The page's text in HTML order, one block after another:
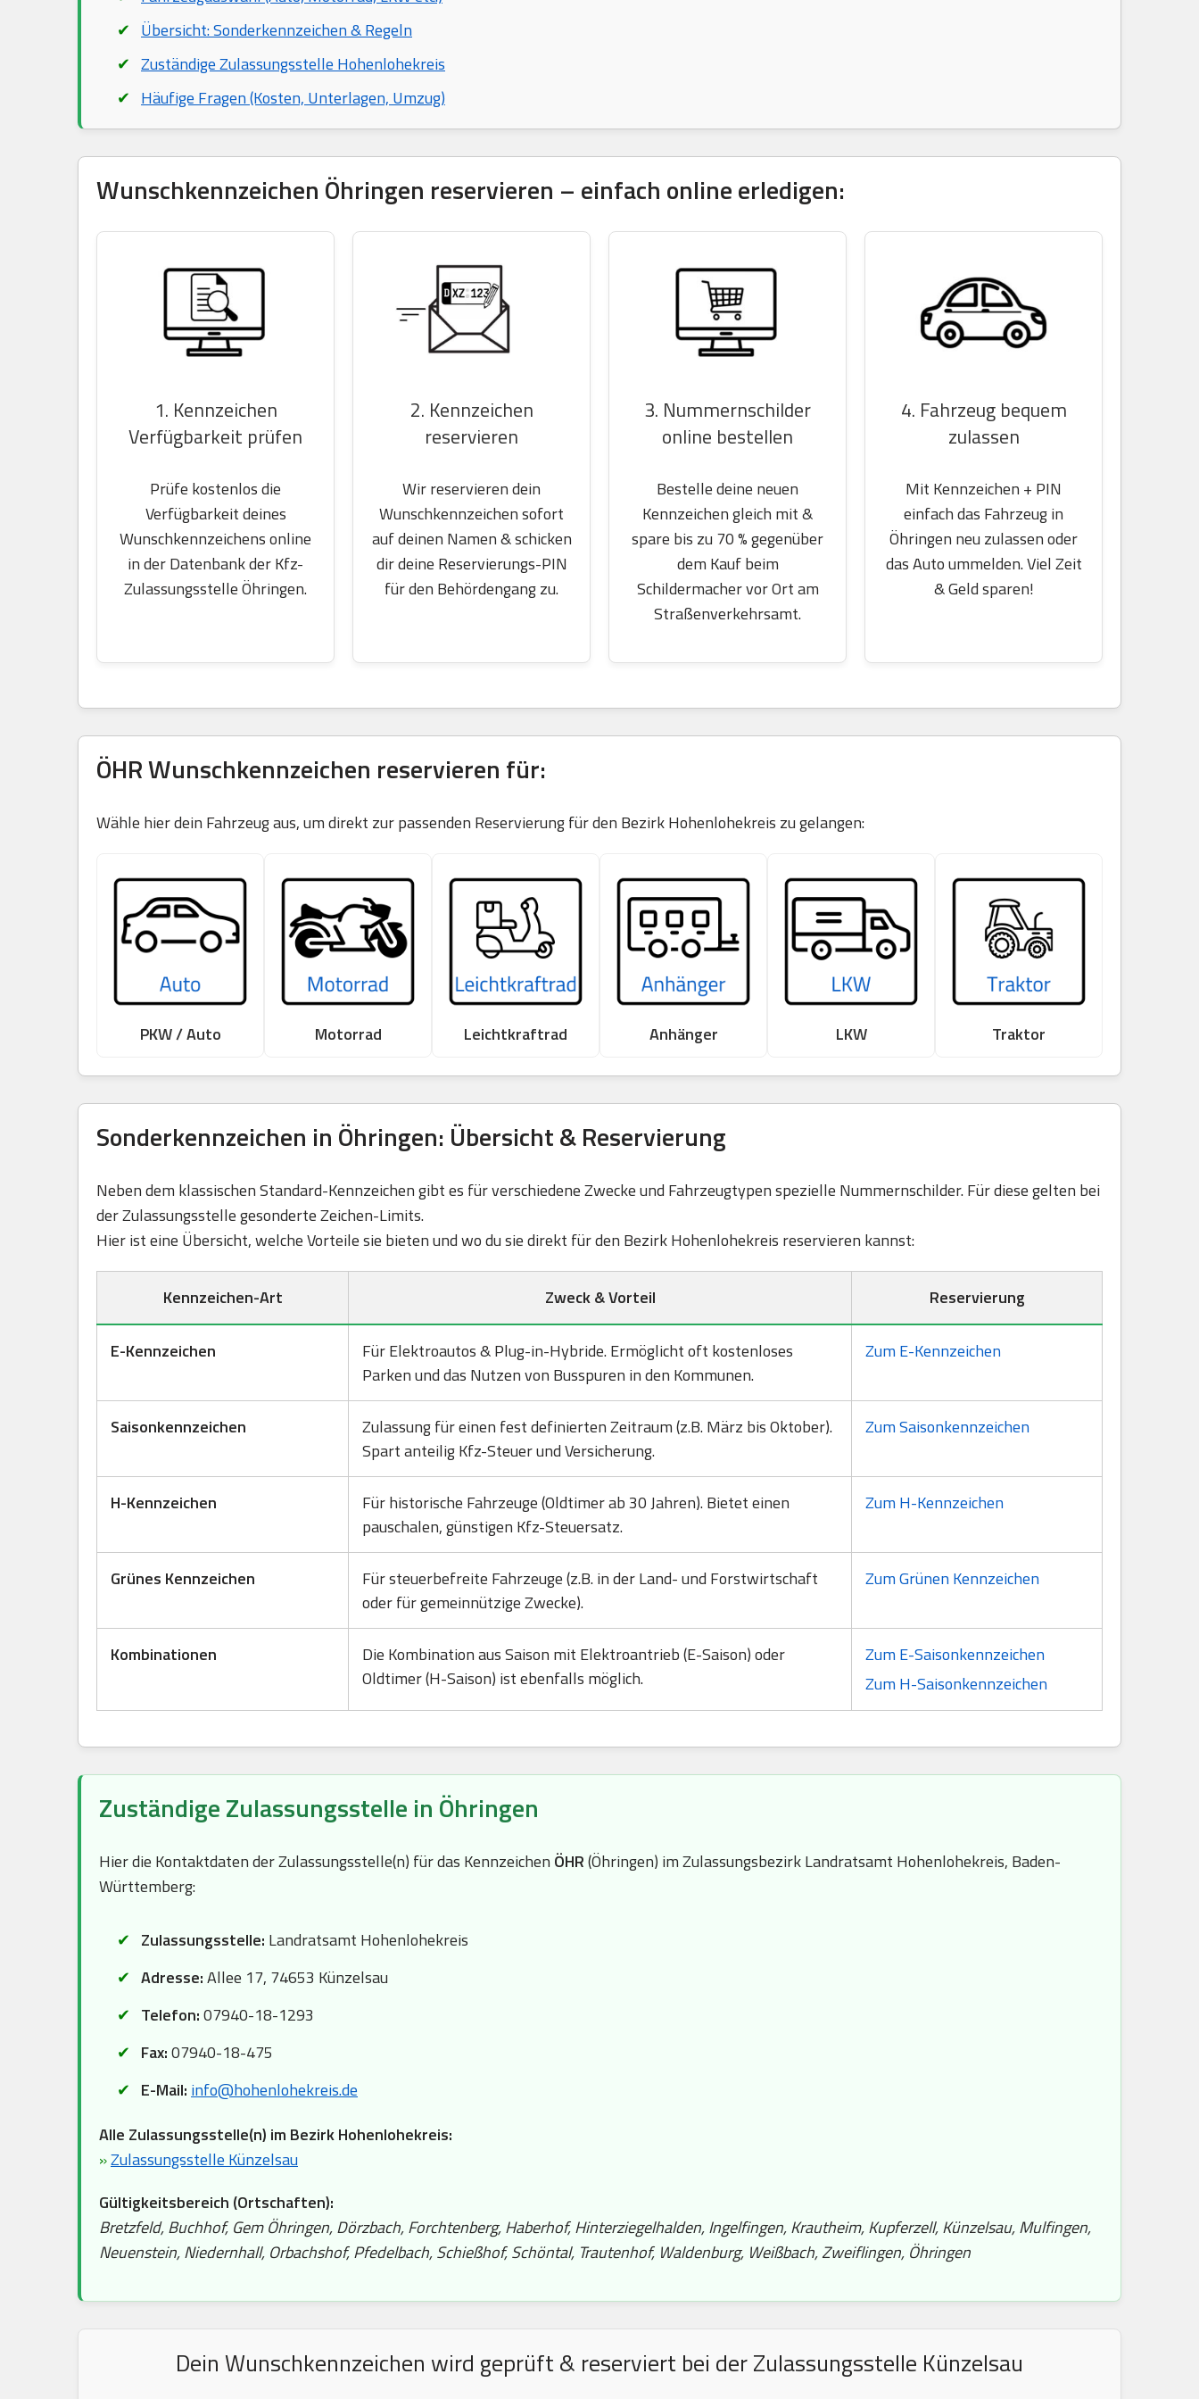
Übersicht: Sonderkennzeichen & Regeln
Zuständige Zulassungsstelle Hohenlohekreis
Häufige Fragen (Kosten, Unterlagen, Umzug)
Wunschkennzeichen Öhringen reservieren – einfach online erledigen:
1. Kennzeichen
Verfügbarkeit prüfen
Prüfe kostenlos die
Verfügbarkeit deines
Wunschkennzeichens online
in der Datenbank der Kfz-
Zulassungsstelle Öhringen.
2. Kennzeichen
reservieren
Wir reservieren dein
Wunschkennzeichen sofort
auf deinen Namen & schicken
dir deine Reservierungs-PIN
für den Behördengang zu.
3. Nummernschilder
online bestellen
Bestelle deine neuen
Kennzeichen gleich mit &
spare bis zu 70 % gegenüber
dem Kauf beim
Schildermacher vor Ort am
Straßenverkehrsamt.
4. Fahrzeug bequem
zulassen
Mit Kennzeichen + PIN
einfach das Fahrzeug in
Öhringen neu zulassen oder
das Auto ummelden. Viel Zeit
& Geld sparen!
ÖHR Wunschkennzeichen reservieren für:
Wähle hier dein Fahrzeug aus, um direkt zur passenden Reservierung für den Bezirk Hohenlohekreis zu gelangen:
PKW / Auto Motorrad Leichtkraftrad Anhänger LKW Traktor
Sonderkennzeichen in Öhringen: Übersicht & Reservierung
Neben dem klassischen Standard-Kennzeichen gibt es für verschiedene Zwecke und Fahrzeugtypen spezielle Nummernschilder. Für diese gelten bei
der Zulassungsstelle gesonderte Zeichen-Limits.
Hier ist eine Übersicht, welche Vorteile sie bieten und wo du sie direkt für den Bezirk Hohenlohekreis reservieren kannst:
Kennzeichen-Art Zweck & Vorteil Reservierung
E-Kennzeichen
Für Elektroautos & Plug-in-Hybride. Ermöglicht oft kostenloses
Parken und das Nutzen von Busspuren in den Kommunen.
Zum E-Kennzeichen
Saisonkennzeichen
Zulassung für einen fest definierten Zeitraum (z.B. März bis Oktober).
Spart anteilig Kfz-Steuer und Versicherung.
Zum Saisonkennzeichen
H-Kennzeichen
Für historische Fahrzeuge (Oldtimer ab 30 Jahren). Bietet einen
pauschalen, günstigen Kfz-Steuersatz.
Zum H-Kennzeichen
Grünes Kennzeichen
Für steuerbefreite Fahrzeuge (z.B. in der Land- und Forstwirtschaft
oder für gemeinnützige Zwecke).
Zum Grünen Kennzeichen
Kombinationen
Die Kombination aus Saison mit Elektroantrieb (E-Saison) oder
Oldtimer (H-Saison) ist ebenfalls möglich.
Zum E-Saisonkennzeichen
Zum H-Saisonkennzeichen
Zuständige Zulassungsstelle in Öhringen
Hier die Kontaktdaten der Zulassungsstelle(n) für das Kennzeichen ÖHR(Öhringen) im Zulassungsbezirk Landratsamt Hohenlohekreis, Baden-
Württemberg:
Zulassungsstelle: Landratsamt Hohenlohekreis
Adresse:Allee 17, 74653 Künzelsau
Telefon:07940-18-1293
Fax:07940-18-475
E-Mail: info@hohenlohekreis.de
Alle Zulassungsstelle(n) im Bezirk Hohenlohekreis:
»Zulassungsstelle Künzelsau
Gültigkeitsbereich (Ortschaften):
Bretzfeld, Buchhof, Gem Öhringen, Dörzbach, Forchtenberg, Haberhof, Hinterziegelhalden, Ingelfingen, Krautheim, Kupferzell, Künzelsau, Mulfingen,
Neuenstein, Niedernhall, Orbachshof, Pfedelbach, Schießhof, Schöntal, Trautenhof, Waldenburg, Weißbach, Zweiflingen, Öhringen
Dein Wunschkennzeichen wird geprüft & reserviert bei der Zulassungsstelle Künzelsau